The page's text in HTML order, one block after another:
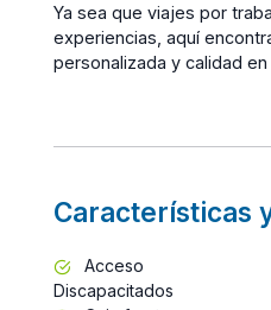
Ya sea que viajes por
experiencias, aquí
personalizada y calidad
Características
Acceso
Discapacitados